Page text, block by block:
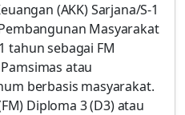
(AKK) Sarjana/S-1
Masyarakat
tahun sebagai FM
atau
berbasis masyarakat.
Diploma 3 (D3) atau